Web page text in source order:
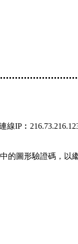
線
的圖形驗證碼，以